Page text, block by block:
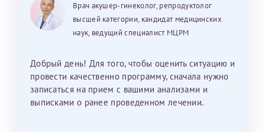
Врач акушер-гинеколог, репродуктолог
высшей категории, кандидат медицинских
наук, ведущий специалист МЦРМ
Добрый день! Для того, чтобы оценить ситуацию и
провести качественно программу, сначала нужно
записаться на прием с вашими анализами и
выписками о ранее проведенном лечении.